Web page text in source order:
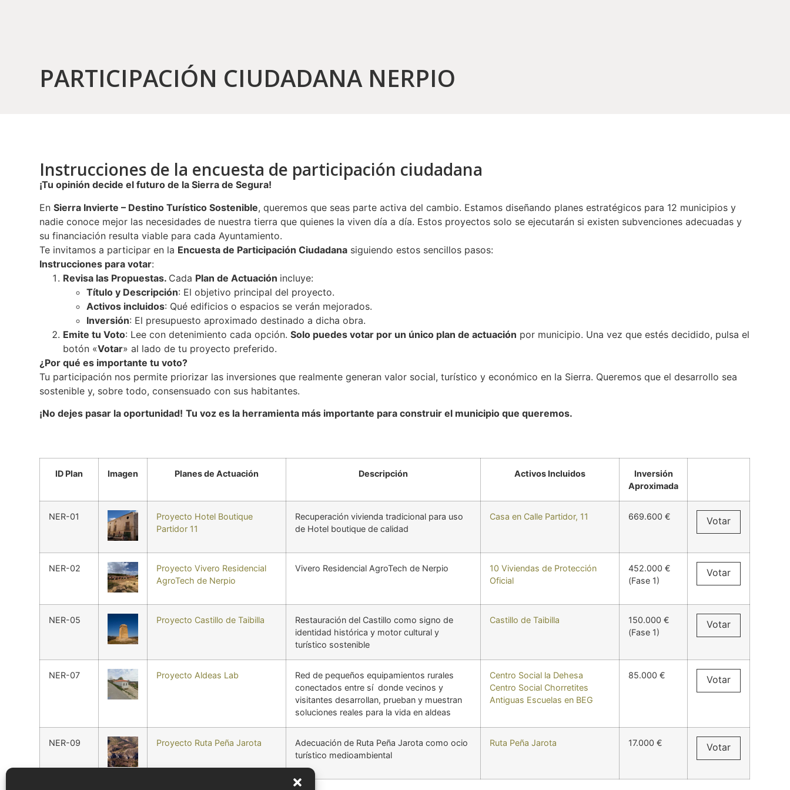
PARTICIPACIÓN CIUDADANA NERPIO
Instrucciones de la encuesta de participación ciudadana
¡Tu opinión decide el futuro de la Sierra de Segura!
EnSierra Invierte – Destino Turístico Sostenible, queremos que seas parte activa del cambio. Estamos diseñando planes estratégicos para 12 municipios y
nadie conoce mejor las necesidades de nuestra tierra que quienes la viven día a día. Estos proyectos solo se ejecutarán si existen subvenciones adecuadas y
su financiación resulta viable para cada Ayuntamiento.
Te invitamos a participar en la Encuesta de Participación Ciudadana siguiendo estos sencillos pasos:
Instrucciones para votar:
Revisa las Propuestas. Cada Plan de Actuación incluye:
Título y Descripción: El objetivo principal del proyecto.
Activos incluidos: Qué edificios o espacios se verán mejorados.
Inversión: El presupuesto aproximado destinado a dicha obra.
Emite tu Voto: Lee con detenimiento cada opción.Solo puedes votar por un único plan de actuación por municipio. Una vez que estés decidido, pulsa el
botón «Votar» al lado de tu proyecto preferido.
¿Por qué es importante tu voto?
Tu participación nos permite priorizar las inversiones que realmente generan valor social, turístico y económico en la Sierra. Queremos que el desarrollo sea
sostenible y, sobre todo, consensuado con sus habitantes.
¡No dejes pasar la oportunidad! Tu voz es la herramienta más importante para construir el municipio que queremos.
ID Plan Imagen Planes de Actuación Descripción Activos Incluidos
Inversión
Aproximada
NER-01
Proyecto Hotel Boutique
Partidor 11
Recuperación vivienda tradicional para uso
de Hotel boutique de calidad
Casa en Calle Partidor, 11 669.600 € Votar
NER-02
Proyecto Vivero Residencial
AgroTech de Nerpio
Vivero Residencial AgroTech de Nerpio
10 Viviendas de Protección
Oficial
452.000 €
(Fase 1)
Votar
NER-05 Proyecto Castillo de Taibilla
Restauración del Castillo como signo de
identidad histórica y motor cultural y
turístico sostenible
Castillo de Taibilla
150.000 €
(Fase 1)
Votar
NER-07 Proyecto Aldeas Lab
Red de pequeños equipamientos rurales
conectados entre sí donde vecinos y
visitantes desarrollan, prueban y muestran
soluciones reales para la vida en aldeas
Centro Social la Dehesa
Centro Social Chorretites
Antiguas Escuelas en BEG
85.000 € Votar
NER-09 Proyecto Ruta Peña Jarota
Adecuación de Ruta Peña Jarota como ocio
turístico medioambiental
Ruta Peña Jarota 17.000 € Votar